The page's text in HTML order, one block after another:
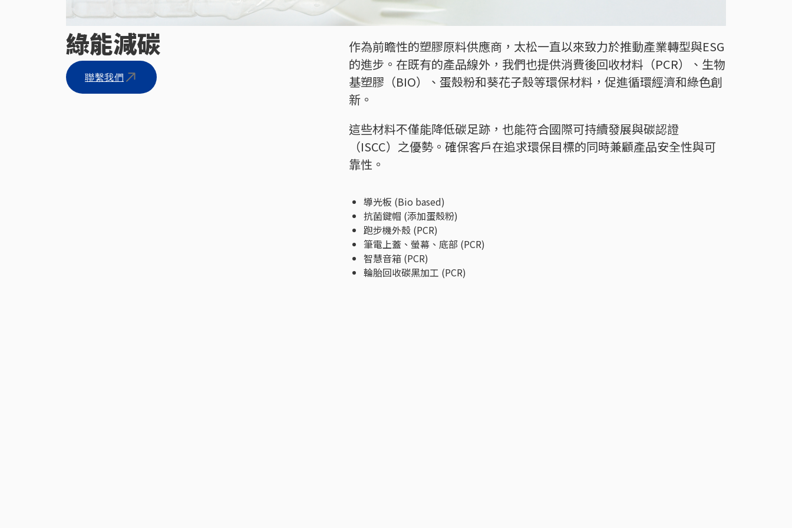
綠能減碳
聯繫我們
作為前瞻性的塑膠原料供應商，太松一直以來致力於推動產業轉型與ESG
的進步。在既有的產品線外，我們也提供消費後回收材料（PCR）、生物
基塑膠（BIO）、蛋殼粉和葵花子殼等環保材料，促進循環經濟和綠色創
新。
這些材料不僅能降低碳足跡，也能符合國際可持續發展與碳認證
（ISCC）之優勢。確保客戶在追求環保目標的同時兼顧產品安全性與可
靠性。
導光板 (Bio based)
抗菌鍵帽 (添加蛋殼粉)
跑步機外殼 (PCR)
筆電上蓋、螢幕、底部 (PCR)
智慧音箱 (PCR)
輪胎回收碳黑加工 (PCR)